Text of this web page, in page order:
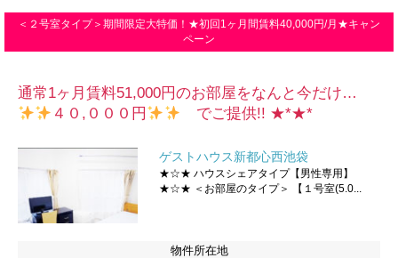
＜２号室タイプ＞期間限定大特価！★初回1ヶ月間賃料40,000円/月★キャン
ペーン
通常1ヶ月賃料51,000円のお部屋をなんと今だけ…
４０,０００円
でご提供!! ★*★*
ゲストハウス新都心西池袋
★☆★ ハウスシェアタイプ【男性専用】
★☆★ ＜お部屋のタイプ＞ 【１号室(5.0...
物件所在地